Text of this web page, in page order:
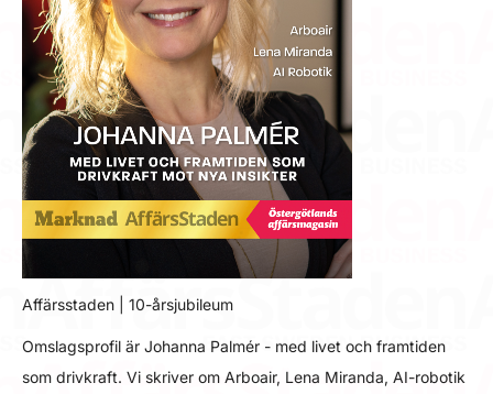
Affärsstaden | 10-årsjubileum
Omslagsprofil är Johanna Palmér - med livet och framtiden
som drivkraft. Vi skriver om Arboair, Lena Miranda, AI-robotik